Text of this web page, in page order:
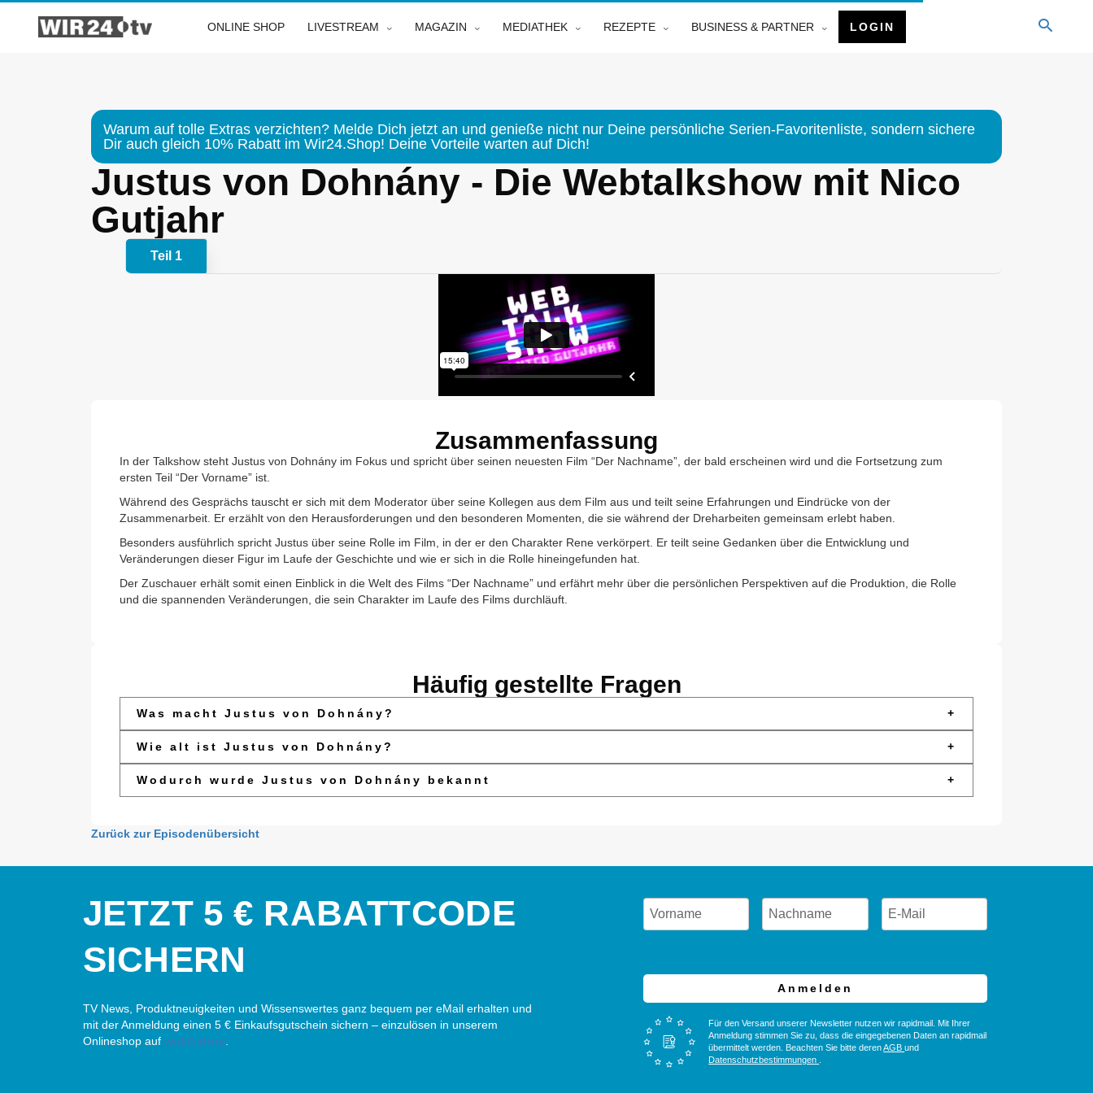
springen
ONLINE SHOP LIVESTREAM MAGAZIN MEDIATHEK REZEPTE BUSINESS & PARTNER LOGIN
Warum auf tolle Extras verzichten? Melde Dich jetzt an und genieße nicht nur Deine persönliche Serien-Favoritenliste, sondern sichere
Dir auch gleich 10% Rabatt im Wir24.Shop! Deine Vorteile warten auf Dich!
Justus von Dohnány - Die Webtalkshow mit Nico
Gutjahr
Teil 1
Zusammenfassung
In der Talkshow steht Justus von Dohnány im Fokus und spricht über seinen neuesten Film “Der Nachname”, der bald erscheinen wird und die Fortsetzung zum
ersten Teil “Der Vorname” ist.
Während des Gesprächs tauscht er sich mit dem Moderator über seine Kollegen aus dem Film aus und teilt seine Erfahrungen und Eindrücke von der
Zusammenarbeit. Er erzählt von den Herausforderungen und den besonderen Momenten, die sie während der Dreharbeiten gemeinsam erlebt haben.
Besonders ausführlich spricht Justus über seine Rolle im Film, in der er den Charakter Rene verkörpert. Er teilt seine Gedanken über die Entwicklung und
Veränderungen dieser Figur im Laufe der Geschichte und wie er sich in die Rolle hineingefunden hat.
Der Zuschauer erhält somit einen Einblick in die Welt des Films “Der Nachname” und erfährt mehr über die persönlichen Perspektiven auf die Produktion, die Rolle
und die spannenden Veränderungen, die sein Charakter im Laufe des Films durchläuft.
Häufig gestellte Fragen
Was macht Justus von Dohnány? +
Wie alt ist Justus von Dohnány? +
Wodurch wurde Justus von Dohnány bekannt +
Zurück zur Episodenübersicht
JETZT 5 € RABATTCODE
SICHERN
TV News, Produktneuigkeiten und Wissenswertes ganz bequem per eMail erhalten und
mit der Anmeldung einen 5 € Einkaufsgutschein sichern – einzulösen in unserem
Onlineshop auf wir24.shop.
Anmelden
Für den Versand unserer Newsletter nutzen wir rapidmail. Mit Ihrer
Anmeldung stimmen Sie zu, dass die eingegebenen Daten an rapidmail
übermittelt werden. Beachten Sie bitte derenAGBund
Datenschutzbestimmungen